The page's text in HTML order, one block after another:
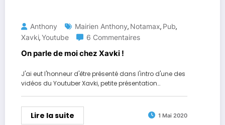
Anthony Mairien Anthony, Notamax, Pub,
Xavki,Youtube 6 Commentaires
On parle de moi chez Xavki !
J'ai eut l'honneur d'être présenté dans l'intro d'une des
vidéos du Youtuber Xavki, petite présentation…
Lire la suite 1 Mai 2020